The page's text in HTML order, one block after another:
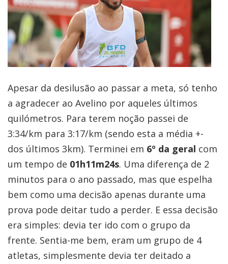
Apesar da desilusão ao passar a meta, só tenho
a agradecer ao Avelino por aqueles últimos
quilómetros. Para terem noção passei de
3:34/km para 3:17/km (sendo esta a média +-
dos últimos 3km). Terminei em 6º da geral com
um tempo de 01h11m24s. Uma diferença de 2
minutos para o ano passado, mas que espelha
bem como uma decisão apenas durante uma
prova pode deitar tudo a perder. E essa decisão
era simples: devia ter ido com o grupo da
frente. Sentia-me bem, eram um grupo de 4
atletas, simplesmente devia ter deitado a